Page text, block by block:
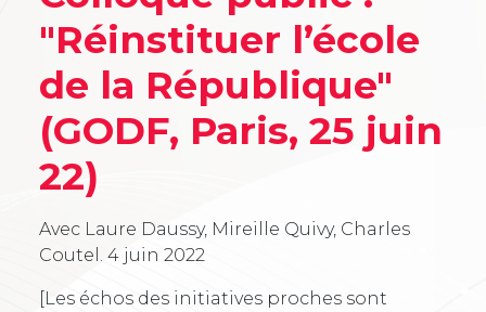
"Réinstituer l’école
de la République"
(GODF, Paris, 25 juin
22)
Avec Laure Daussy, Mireille Quivy, Charles
Coutel.
4 juin 2022
[Les échos des initiatives proches sont